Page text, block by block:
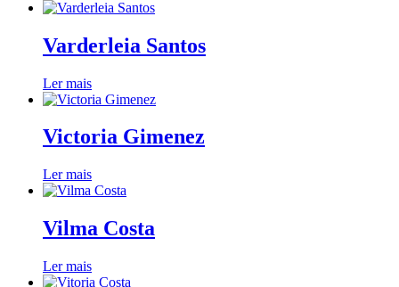
Varderleia Santos
Ler mais
Victoria Gimenez
Ler mais
Vilma Costa
Ler mais